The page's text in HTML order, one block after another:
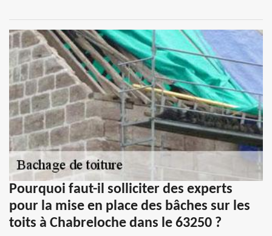
Pourquoi faut-il solliciter des experts
pour la mise en place des bâches sur les
toits à Chabreloche dans le 63250 ?